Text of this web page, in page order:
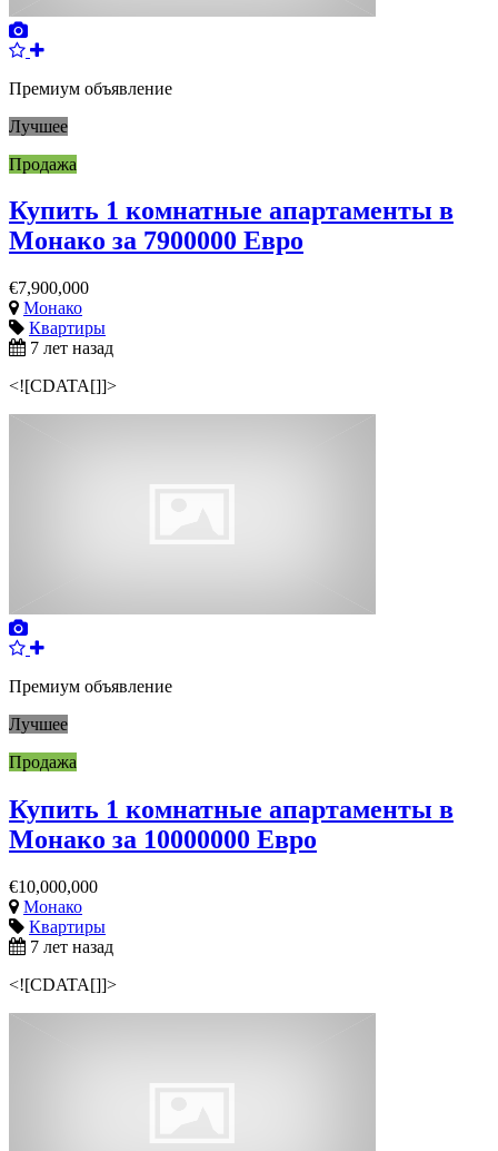
Премиум объявление
Лучшее
Продажа
Купить 1 комнатные апартаменты в
Монако за 7900000 Евро
€7,900,000
Монако
Квартиры
7 лет назад
<![CDATA[]]>
Премиум объявление
Лучшее
Продажа
Купить 1 комнатные апартаменты в
Монако за 10000000 Евро
€10,000,000
Монако
Квартиры
7 лет назад
<![CDATA[]]>